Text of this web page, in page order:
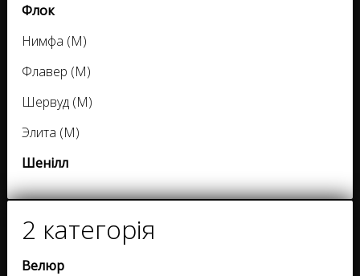
Флок
Нимфа (M)
Флавер (M)
Шервуд (M)
Элита (M)
Шенілл
2 категорія
Велюр